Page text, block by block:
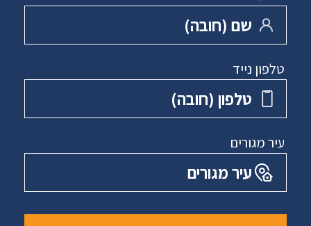
שם ‏(חובה)
טלפון נייד
טלפון ‏(חובה)
עיר מגורים
עיר מגורים